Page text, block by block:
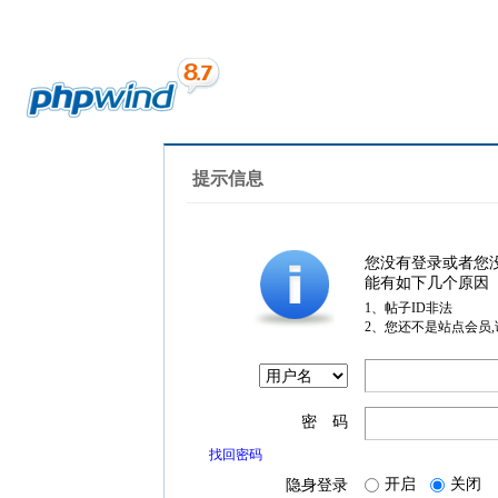
提示信息
您没有登录或者您
能有如下几个原因
1、帖子ID非法
2、您还不是站点会员
密 码
找回密码
隐身登录 开启 关闭